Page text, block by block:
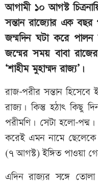
আগামী ১০ আগস্ট
সন্তান রাজ্যোর এক বছর
জন্মদিন ঘটা করে
জন্মের সময় বাবা
‘শাহীম মুহাম্মদ রাজ্য’।
রাজ-পরীর সন্তান হিসেবে
রাজ্য। কিন্তু হঠাৎ কিছু
পরীমণি। সেটা হলো-
করেই এমন নামে
(৭ আগস্ট) ইঙ্গিত পাওয়া
এদিন রাজ্যর সঙ্গে